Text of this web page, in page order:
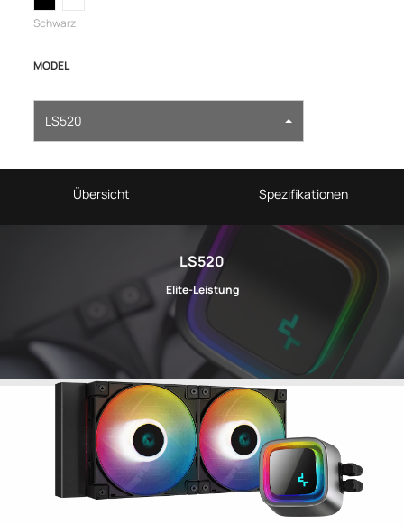
Schwarz
MODEL
LS520
Übersicht Spezifikationen
LS520
Elite-Leistung